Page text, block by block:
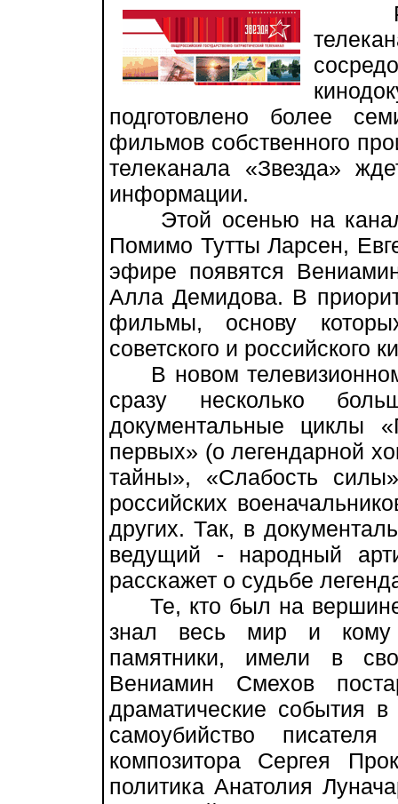
подготовлено более
фильмов собственного
телеканала «Звезда»
информации.
Этой осенью на
Помимо Тутты Ларсен,
эфире появятся
Алла Демидова. В
фильмы, основу
советского и российского
В новом телевизионном
сразу несколько
документальные циклы
первых» (о легендарной
тайны», «Слабость
российских
других. Так, в
ведущий - народный
расскажет о судьбе
Те, кто был на вершине
знал весь мир и кому
памятники, имели в
Вениамин Смехов
драматические события
самоубийство
композитора Сергея
политика Анатолия